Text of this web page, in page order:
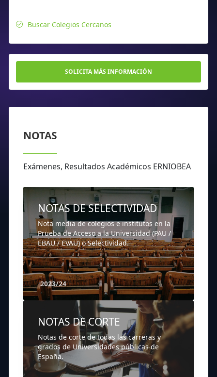
Buscar Colegios Cercanos
SOLICITA MÁS INFORMACIÓN
NOTAS
Exámenes, Resultados Académicos ERNIOBEA
NOTAS DE SELECTIVIDAD
Nota media de colegios e institutos en la
Prueba de Acceso a la Universidad (PAU /
EBAU / EVAU) o Selectividad.
2023/24
NOTAS DE CORTE
Notas de corte de todas las carreras y
grados de Universidades públicas de
España.